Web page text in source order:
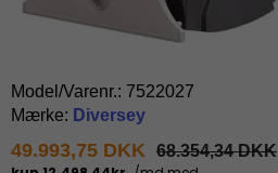
Model/Varenr.: 7522027
Mærke: Diversey
49.993,75 DKK 68.354,34 DKK